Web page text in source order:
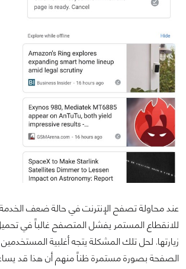
عند محاولة تصفح الإنترنت في حالة ضعف
للانقطاع المستمر يفشل المتصفح غالباً في
زيارتها. لحل تلك المشكلة يتجه أغلبية
الصفحة بصورة مستمرة ظناً منهم أن هذا قد